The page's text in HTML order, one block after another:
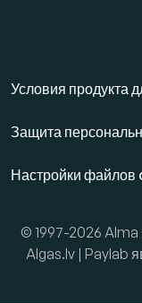
Условия продукта
Защита
Настройки файлов
© 1997-2026
Algas.lv | Paylab